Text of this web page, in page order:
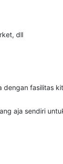
dll
fasilitas
aja sendiri